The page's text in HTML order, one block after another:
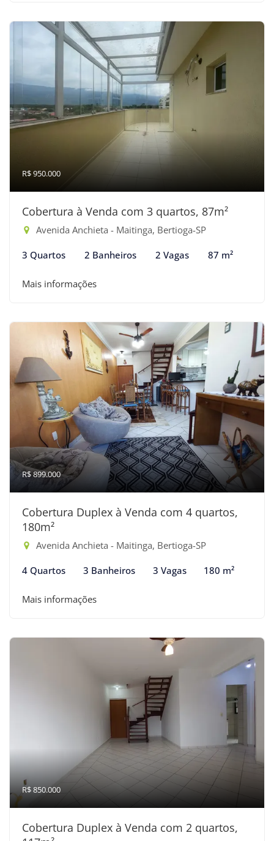
R$ 950.000
Cobertura à Venda com 3 quartos, 87m²
Avenida Anchieta - Maitinga, Bertioga-SP
3 Quartos 2 Banheiros 2 Vagas 87 m²
Mais informações
R$ 899.000
Cobertura Duplex à Venda com 4 quartos,
180m²
Avenida Anchieta - Maitinga, Bertioga-SP
4 Quartos 3 Banheiros 3 Vagas 180 m²
Mais informações
R$ 850.000
Cobertura Duplex à Venda com 2 quartos,